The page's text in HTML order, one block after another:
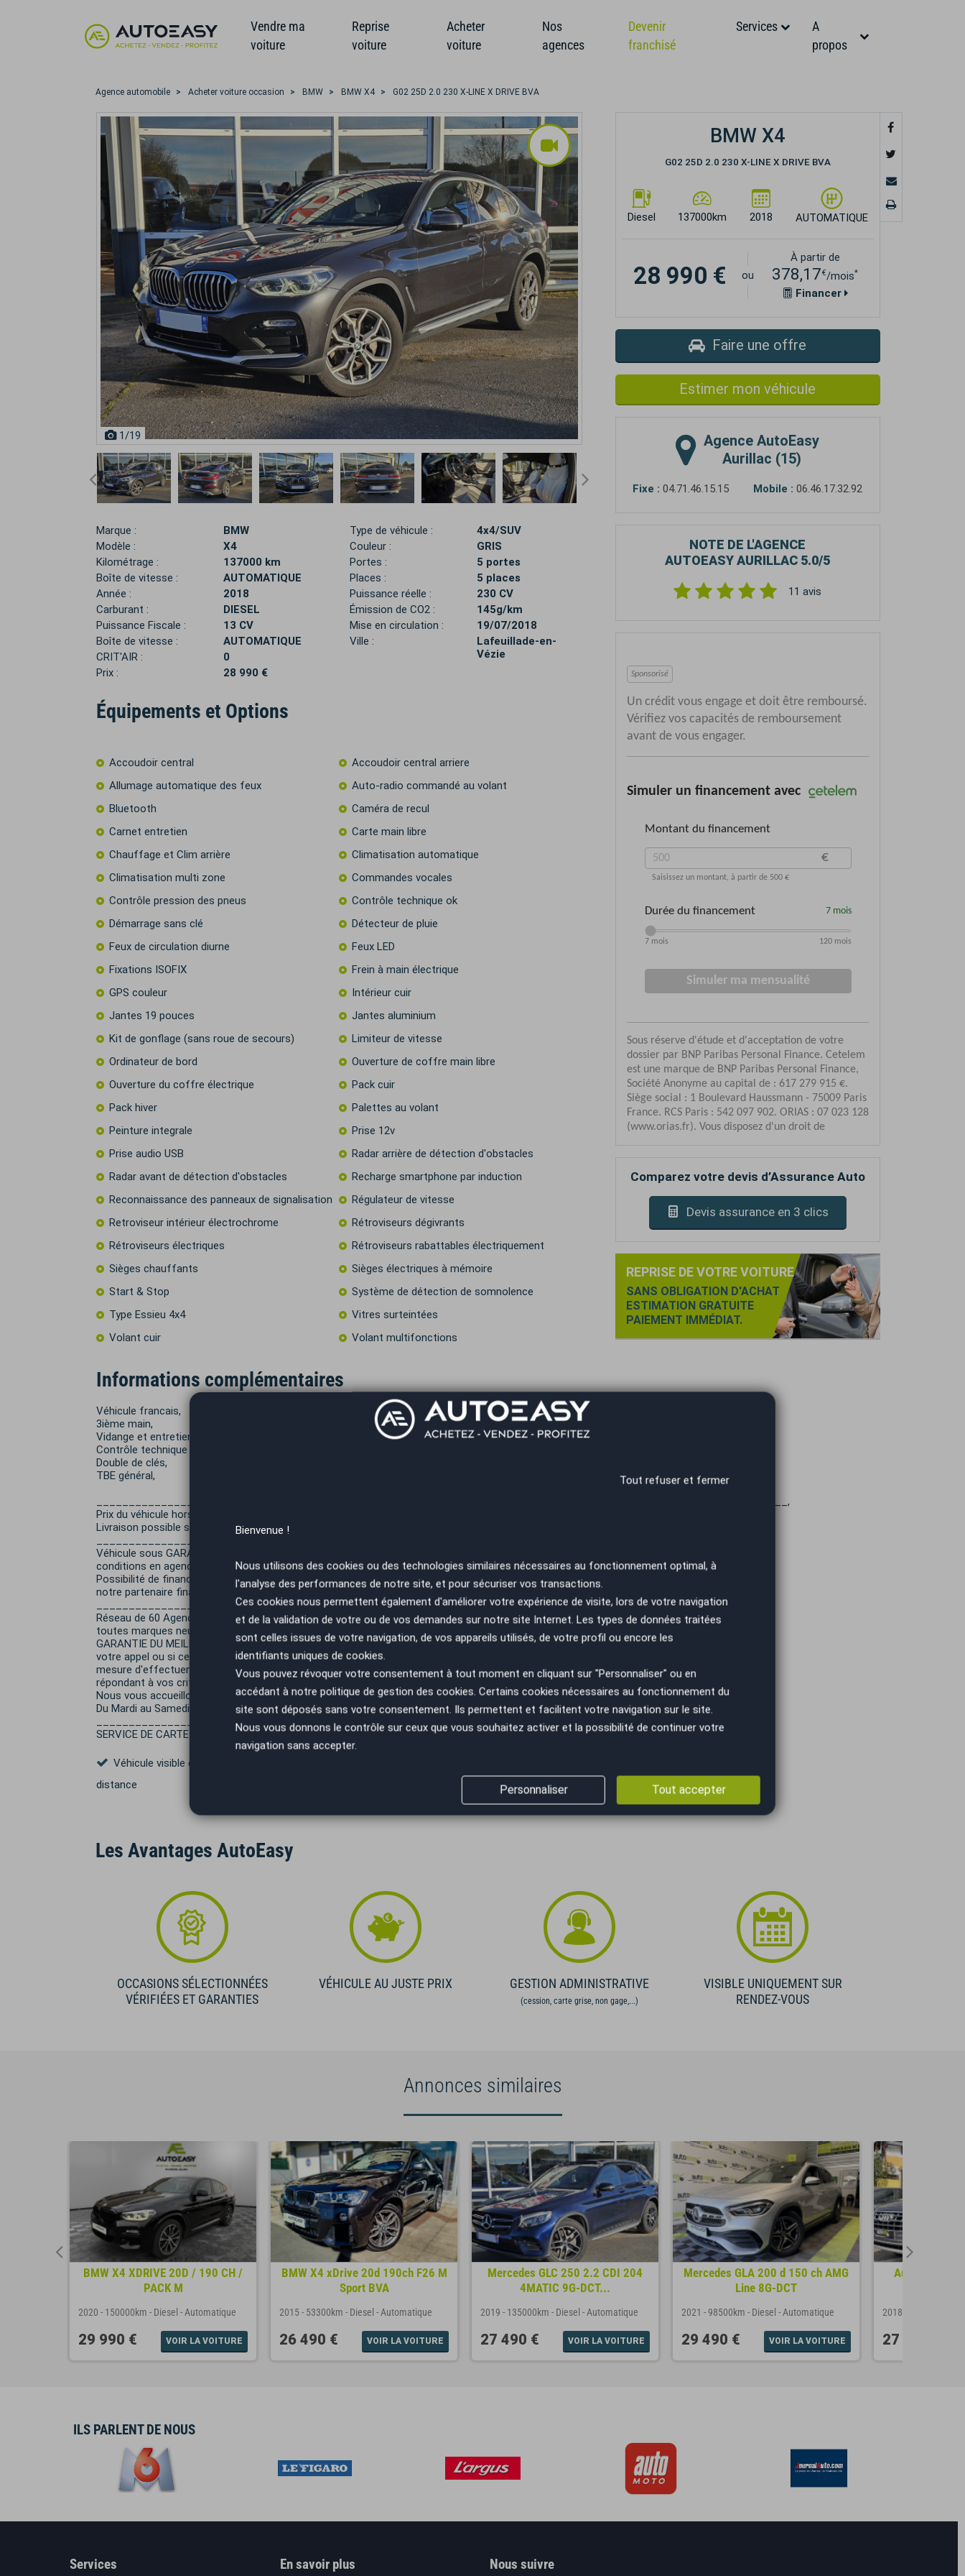
Vendre ma
voiture
Reprise
voiture
Acheter
voiture
Nos
agences
Devenir
franchisé
Services
A
propos
Agence automobile Acheter voiture occasion BMW BMW X4 G02 25D 2.0 230 X-LINE X DRIVE BVA
1/19
Marque :
BMW
Modèle :
X4
Kilométrage :
137000 km
Boîte de vitesse :
AUTOMATIQUE
Année :
2018
Carburant :
DIESEL
Puissance Fiscale :
13 CV
Boîte de vitesse :
AUTOMATIQUE
CRIT'AIR :
0
Prix :
28 990 €
Type de véhicule :
4x4/SUV
Couleur :
GRIS
Portes :
5 portes
Places :
5 places
Puissance réelle :
230 CV
Émission de CO2 :
145g/km
Mise en circulation :
19/07/2018
Ville :
Lafeuillade-en-
Vézie
Équipements et Options
Accoudoir central
Accoudoir central arriere
Allumage automatique des feux
Auto-radio commandé au volant
Bluetooth
Caméra de recul
Carnet entretien
Carte main libre
Chauffage et Clim arrière
Climatisation automatique
Climatisation multi zone
Commandes vocales
Contrôle pression des pneus
Contrôle technique ok
Démarrage sans clé
Détecteur de pluie
Feux de circulation diurne
Feux LED
Fixations ISOFIX
Frein à main électrique
GPS couleur
Intérieur cuir
Jantes 19 pouces
Jantes aluminium
Kit de gonflage (sans roue de secours)
Limiteur de vitesse
Ordinateur de bord
Ouverture de coffre main libre
Ouverture du coffre électrique
Pack cuir
Pack hiver
Palettes au volant
Peinture integrale
Prise 12v
Prise audio USB
Radar arrière de détection d'obstacles
Radar avant de détection d'obstacles
Recharge smartphone par induction
Reconnaissance des panneaux de signalisation
Régulateur de vitesse
Retroviseur intérieur électrochrome
Rétroviseurs dégivrants
Rétroviseurs électriques
Rétroviseurs rabattables électriquement
Sièges chauffants
Sièges électriques à mémoire
Start & Stop
Système de détection de somnolence
Type Essieu 4x4
Vitres surteintées
Volant cuir
Volant multifonctions
Informations complémentaires
Véhicule francais,
3ième main,
Vidange et entretien à jour,
Contrôle technique OK,
Double de clés,
TBE général,
___________________________________________________________________________________________________________,
Prix du véhicule hors frais de mise à la route et certificat d’immatriculation (200€ TTC).
Livraison possible sur devis,
Véhicule sous GARANTIE EUROPÉENNE - Possibilité d’extension de garantie jusqu’à 60 mois voir
conditions en agence,
Possibilité de financement de 12 à 72mois, sans obligation d'apport ( sous réserve acceptation de
notre partenaire financier).
_______________________________________________________________________________,
Réseau de 60 Agences AutoEasy en France - Nous vous proposons un large choix de véhicules
toutes marques neufs et occasions. Spécialiste Automobile depuis + de 10 Ans, AutoEasy LA
GARANTIE DU MEILLEUR PRIX ! Si toutefois le véhicule proposé n'est plus disponible au moment de
votre appel ou si celui ci ne correspond pas exactement à vos exigences, le réseau AutoEasy est en
mesure d'effectuer une recherche personnalisée afin de vous soumettre au mieux une offre
répondant à vos critères de sélection.
Nous vous accueillons dans nos locaux Agence AutoEasy à AURILLAC.
Du Mardi au Samedi SUR RENDEZ VOUS POUR UNE VISITE OU UN ESSAI,
_______________________________________________________________________________,
SERVICE DE CARTE GRISE nous sommes agrées pour faire la carte grise de votre véhicule,
Véhicule visible en Rendez-Vous Visio à
distance
BMW X4
G02 25D 2.0 230 X-LINE X DRIVE BVA
Diesel 137000km 2018 AUTOMATIQUE
28 990 € ou
À partir de
378,17€/mois*
Financer
Faire une offre
Estimer mon véhicule
Agence AutoEasy
Aurillac (15)
Fixe : 04.71.46.15.15 Mobile : 06.46.17.32.92
NOTE DE L'AGENCE
AUTOEASY AURILLAC 5.0/5
11avis
Comparez votre devis d’Assurance Auto
Devis assurance en 3 clics
REPRISE DE VOTRE VOITURE
SANS OBLIGATION D'ACHAT
ESTIMATION GRATUITE
PAIEMENT IMMÉDIAT.
Les Avantages AutoEasy
OCCASIONS SÉLECTIONNÉES
VÉRIFIÉES ET GARANTIES
VÉHICULE AU JUSTE PRIX GESTION ADMINISTRATIVE
(cession, carte grise, non gage,...)
VISIBLE UNIQUEMENT SUR
RENDEZ-VOUS
Annonces similaires
BMW X4 XDRIVE 20D / 190 CH /
PACK M
2020 - 150000km - Diesel - Automatique
29 990 € VOIR LA VOITURE
BMW X4 xDrive 20d 190ch F26 M
Sport BVA
2015- 53300km - Diesel - Automatique
26 490 € VOIR LA VOITURE
Mercedes GLC 250 2.2 CDI 204
4MATIC 9G-DCT...
2019 - 135000km - Diesel - Automatique
27 490 € VOIR LA VOITURE
Mercedes GLA 200 d 150 ch AMG
Line 8G-DCT
2021 - 98500km - Diesel - Automatique
29 490 € VOIR LA VOITURE
Audi Q5 II 2.0
2018
27 990 €
ILS PARLENT DE NOUS
Services En savoir plus Nous suivre
Tout refuser et fermer
Bienvenue !
Nous utilisons des cookies ou des technologies similaires nécessaires au fonctionnement optimal, à
l'analyse des performances de notre site, et pour sécuriser vos transactions.
Ces cookies nous permettent également d'améliorer votre expérience de visite, lors de votre navigation
et de la validation de votre ou de vos demandes sur notre site Internet. Les types de données traitées
sont celles issues de votre navigation, de vos appareils utilisés, de votre profil ou encore les
identifiants uniques de cookies.
Vous pouvez révoquer votre consentement à tout moment en cliquant sur "Personnaliser" ou en
accédant à notre politique de gestion des cookies. Certains cookies nécessaires au fonctionnement du
site sont déposés sans votre consentement. Ils permettent et facilitent votre navigation sur le site.
Nous vous donnons le contrôle sur ceux que vous souhaitez activer et la possibilité de continuer votre
navigation sans accepter.
Tout accepter
Personnaliser